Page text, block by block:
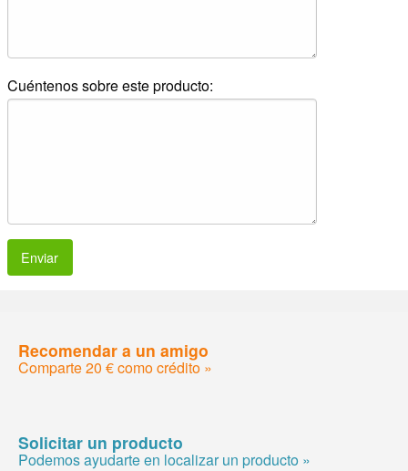
Cuéntenos sobre este producto:
Enviar
Recomendar a un amigo
Comparte 20 € como crédito »
Solicitar un producto
Podemos ayudarte en localizar un producto »